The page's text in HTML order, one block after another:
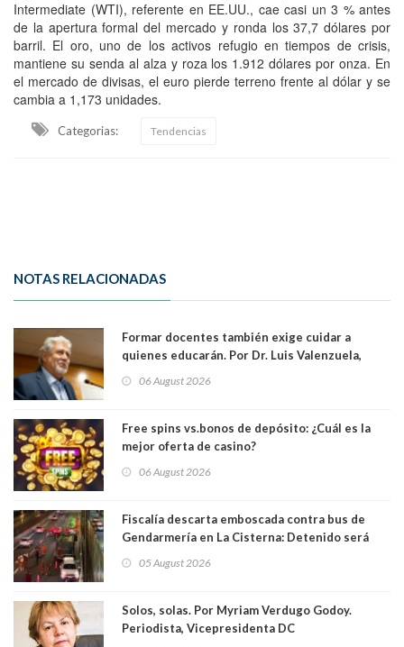
Intermediate (WTI), referente en EE.UU., cae casi un 3 % antes
de la apertura formal del mercado y ronda los 37,7 dólares por
barril. El oro, uno de los activos refugio en tiempos de crisis,
mantiene su senda al alza y roza los 1.912 dólares por onza. En
el mercado de divisas, el euro pierde terreno frente al dólar y se
cambia a 1,173 unidades.
Categorias: Tendencias
NOTAS RELACIONADAS
Formar docentes también exige cuidar a
quienes educarán. Por Dr. Luis Valenzuela,
Académicos U. Católica Silva Henríquez
06 August 2026
Free spins vs.bonos de depósito: ¿Cuál es la
mejor oferta de casino?
06 August 2026
Fiscalía descarta emboscada contra bus de
Gendarmería en La Cisterna: Detenido será
05 August 2026
Solos, solas. Por Myriam Verdugo Godoy.
Periodista, Vicepresidenta DC